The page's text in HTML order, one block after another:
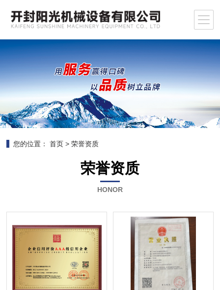
您的位置： 首页 >荣誉资质
荣誉资质
HONOR